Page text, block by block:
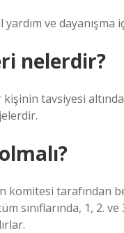
ve dayanışma
nelerdir?
tavsiyesi
komitesi
1, 2. ve